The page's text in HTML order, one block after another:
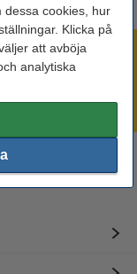
dessa cookies, hur
Klicka på
att avböja
analytiska